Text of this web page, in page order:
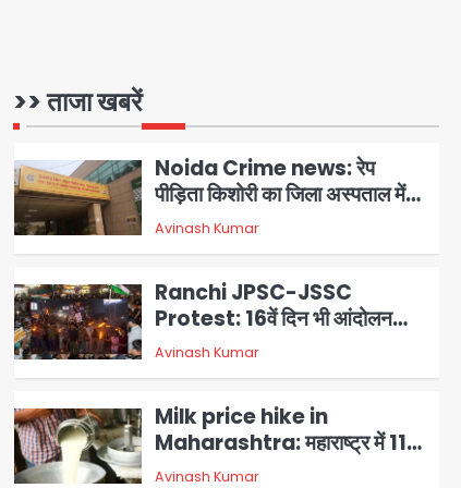
>> ताजा खबरें
1
2
Noida Crime news: रेप
पीड़िता किशोरी का जिला अस्पताल में
हुआ गर्भपात, उधर सेक्टर-49 में
महिला को मिली ब्लास्ट की धमकी
Avinash Kumar
3
Ranchi JPSC-JSSC
Protest: 16वें दिन भी आंदोलन
जारी, CBI जांच और 14th Exam
रद्द करने की मांग
Avinash Kumar
Milk price hike in
Maharashtra: महाराष्ट्र में 11
अगस्त से दूध के दाम 2 रुपये प्रति
Avinash Kumar